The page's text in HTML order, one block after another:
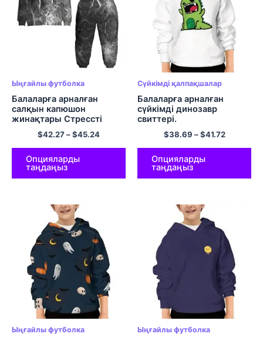
Ыңғайлы футболка
Балаларға арналған
салқын капюшон
жинақтары Стрессті
капюшонды свиттері мен
шалбары жайлы
полиэфирлі юбка
жиынтықтары
$42.27–$45.24
Опцияларды
таңдаңыз
Сүйкімді қалпақшалар
Балаларға арналған
сүйкімді динозавр
свиттері.
$38.69 –$41.72
Опцияларды
таңдаңыз
Ыңғайлы футболка Ыңғайлы футболка